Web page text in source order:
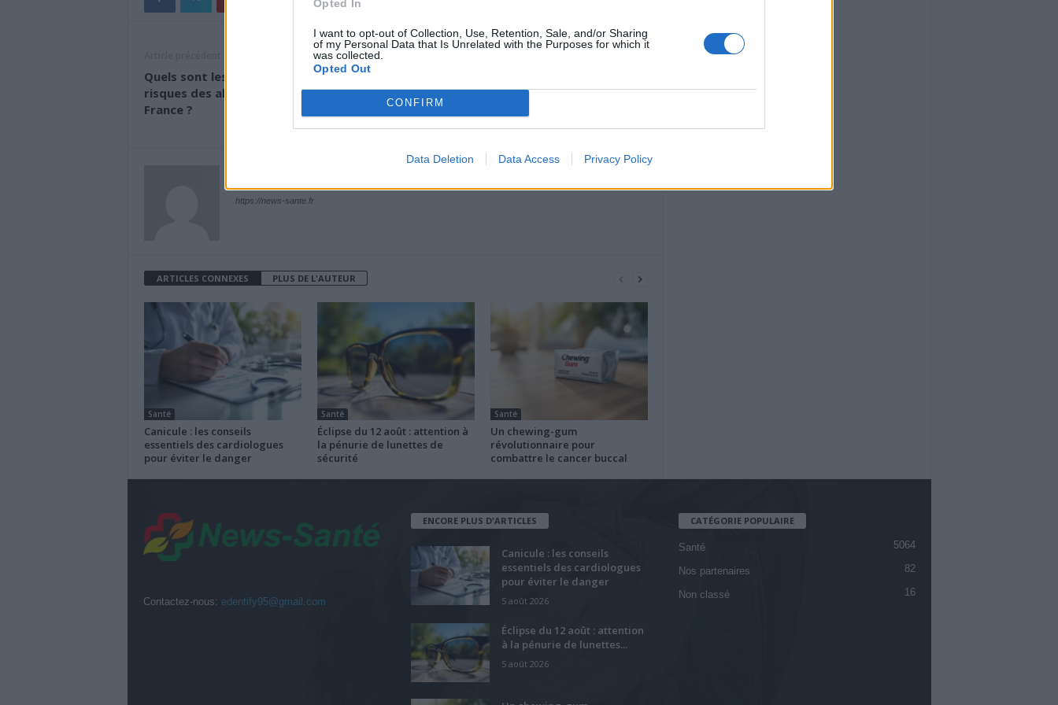
Opted In
I want to opt-out of Collection, Use, Retention, Sale, and/or Sharing
of my Personal Data that Is Unrelated with the Purposes for which it
was collected.
Opted Out
CONFIRM
Data Deletion Data Access Privacy Policy
Quels sont les les avantages et les
risques des aligneurs dentaires en
France ?
qui change en février
https://news-sante.fr
ARTICLES CONNEXES PLUS DE L'AUTEUR
Santé
Canicule : les conseils
essentiels des cardiologues
pour éviter le danger
Santé
Éclipse du 12 août : attention à
la pénurie de lunettes de
sécurité
Santé
Un chewing-gum
révolutionnaire pour
combattre le cancer buccal
Contactez-nous: edentify95@gmail.com
ENCORE PLUS D'ARTICLES
Canicule : les conseils
essentiels des cardiologues
pour éviter le danger
5 août 2026
Éclipse du 12 août : attention
à la pénurie de lunettes...
5 août 2026
CATÉGORIE POPULAIRE
Santé 5064
Nos partenaires 82
Non classé 16